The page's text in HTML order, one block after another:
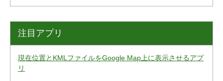
注目アプリ
現在位置とKMLファイルをGoogle Map上に表示させるアプ
リ